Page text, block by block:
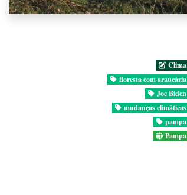
Clima
floresta com araucária
Joe Biden
mudanças climáticas
pampa
Pampa